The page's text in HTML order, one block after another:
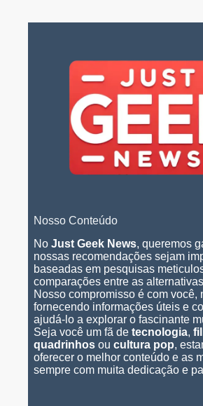
Nosso Conteúdo
No Just Geek News, queremos
nossas recomendações sejam
baseadas em pesquisas
comparações entre as
Nosso compromisso é com você,
fornecendo informações úteis e
ajudá-lo a explorar o fascinante
Seja você um fã de tecnologia,
quadrinhos ou cultura pop,
oferecer o melhor conteúdo e as
sempre com muita dedicação e